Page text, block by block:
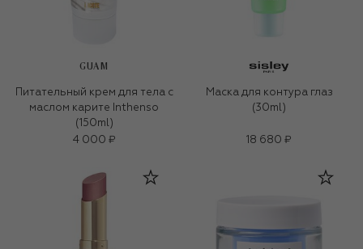
GUAM
Питательный крем для тела с
маслом карите Inthenso
(150ml)
4 000 ₽
Маска для контура глаз
(30ml)
18 680 ₽